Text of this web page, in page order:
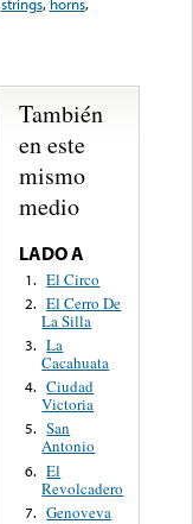
También
en este
mismo
medio
LADO A
1. El Circo
2. El Cerro De
La Silla
3. La
Cacahuata
4. Ciudad
Victoria
5. San
Antonio
6. El
Revolcadero
7. Genoveva